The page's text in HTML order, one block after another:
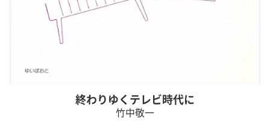
終わりゆくテレビ時代に
竹中敬一